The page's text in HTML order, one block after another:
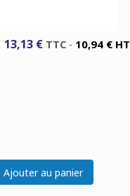
13,13 € TTC - 10,94 € HT
Ajouter au panier